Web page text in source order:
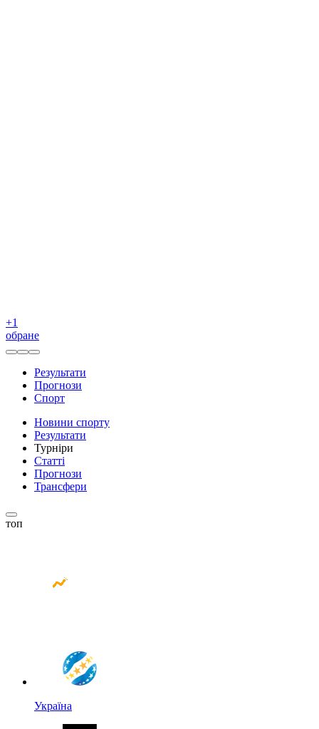
+1
обране
Результати
Прогнози
Спорт
Новини спорту
Результати
Турніри
Статті
Прогнози
Трансфери
топ
Україна